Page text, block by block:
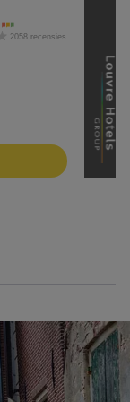
2058 recensies